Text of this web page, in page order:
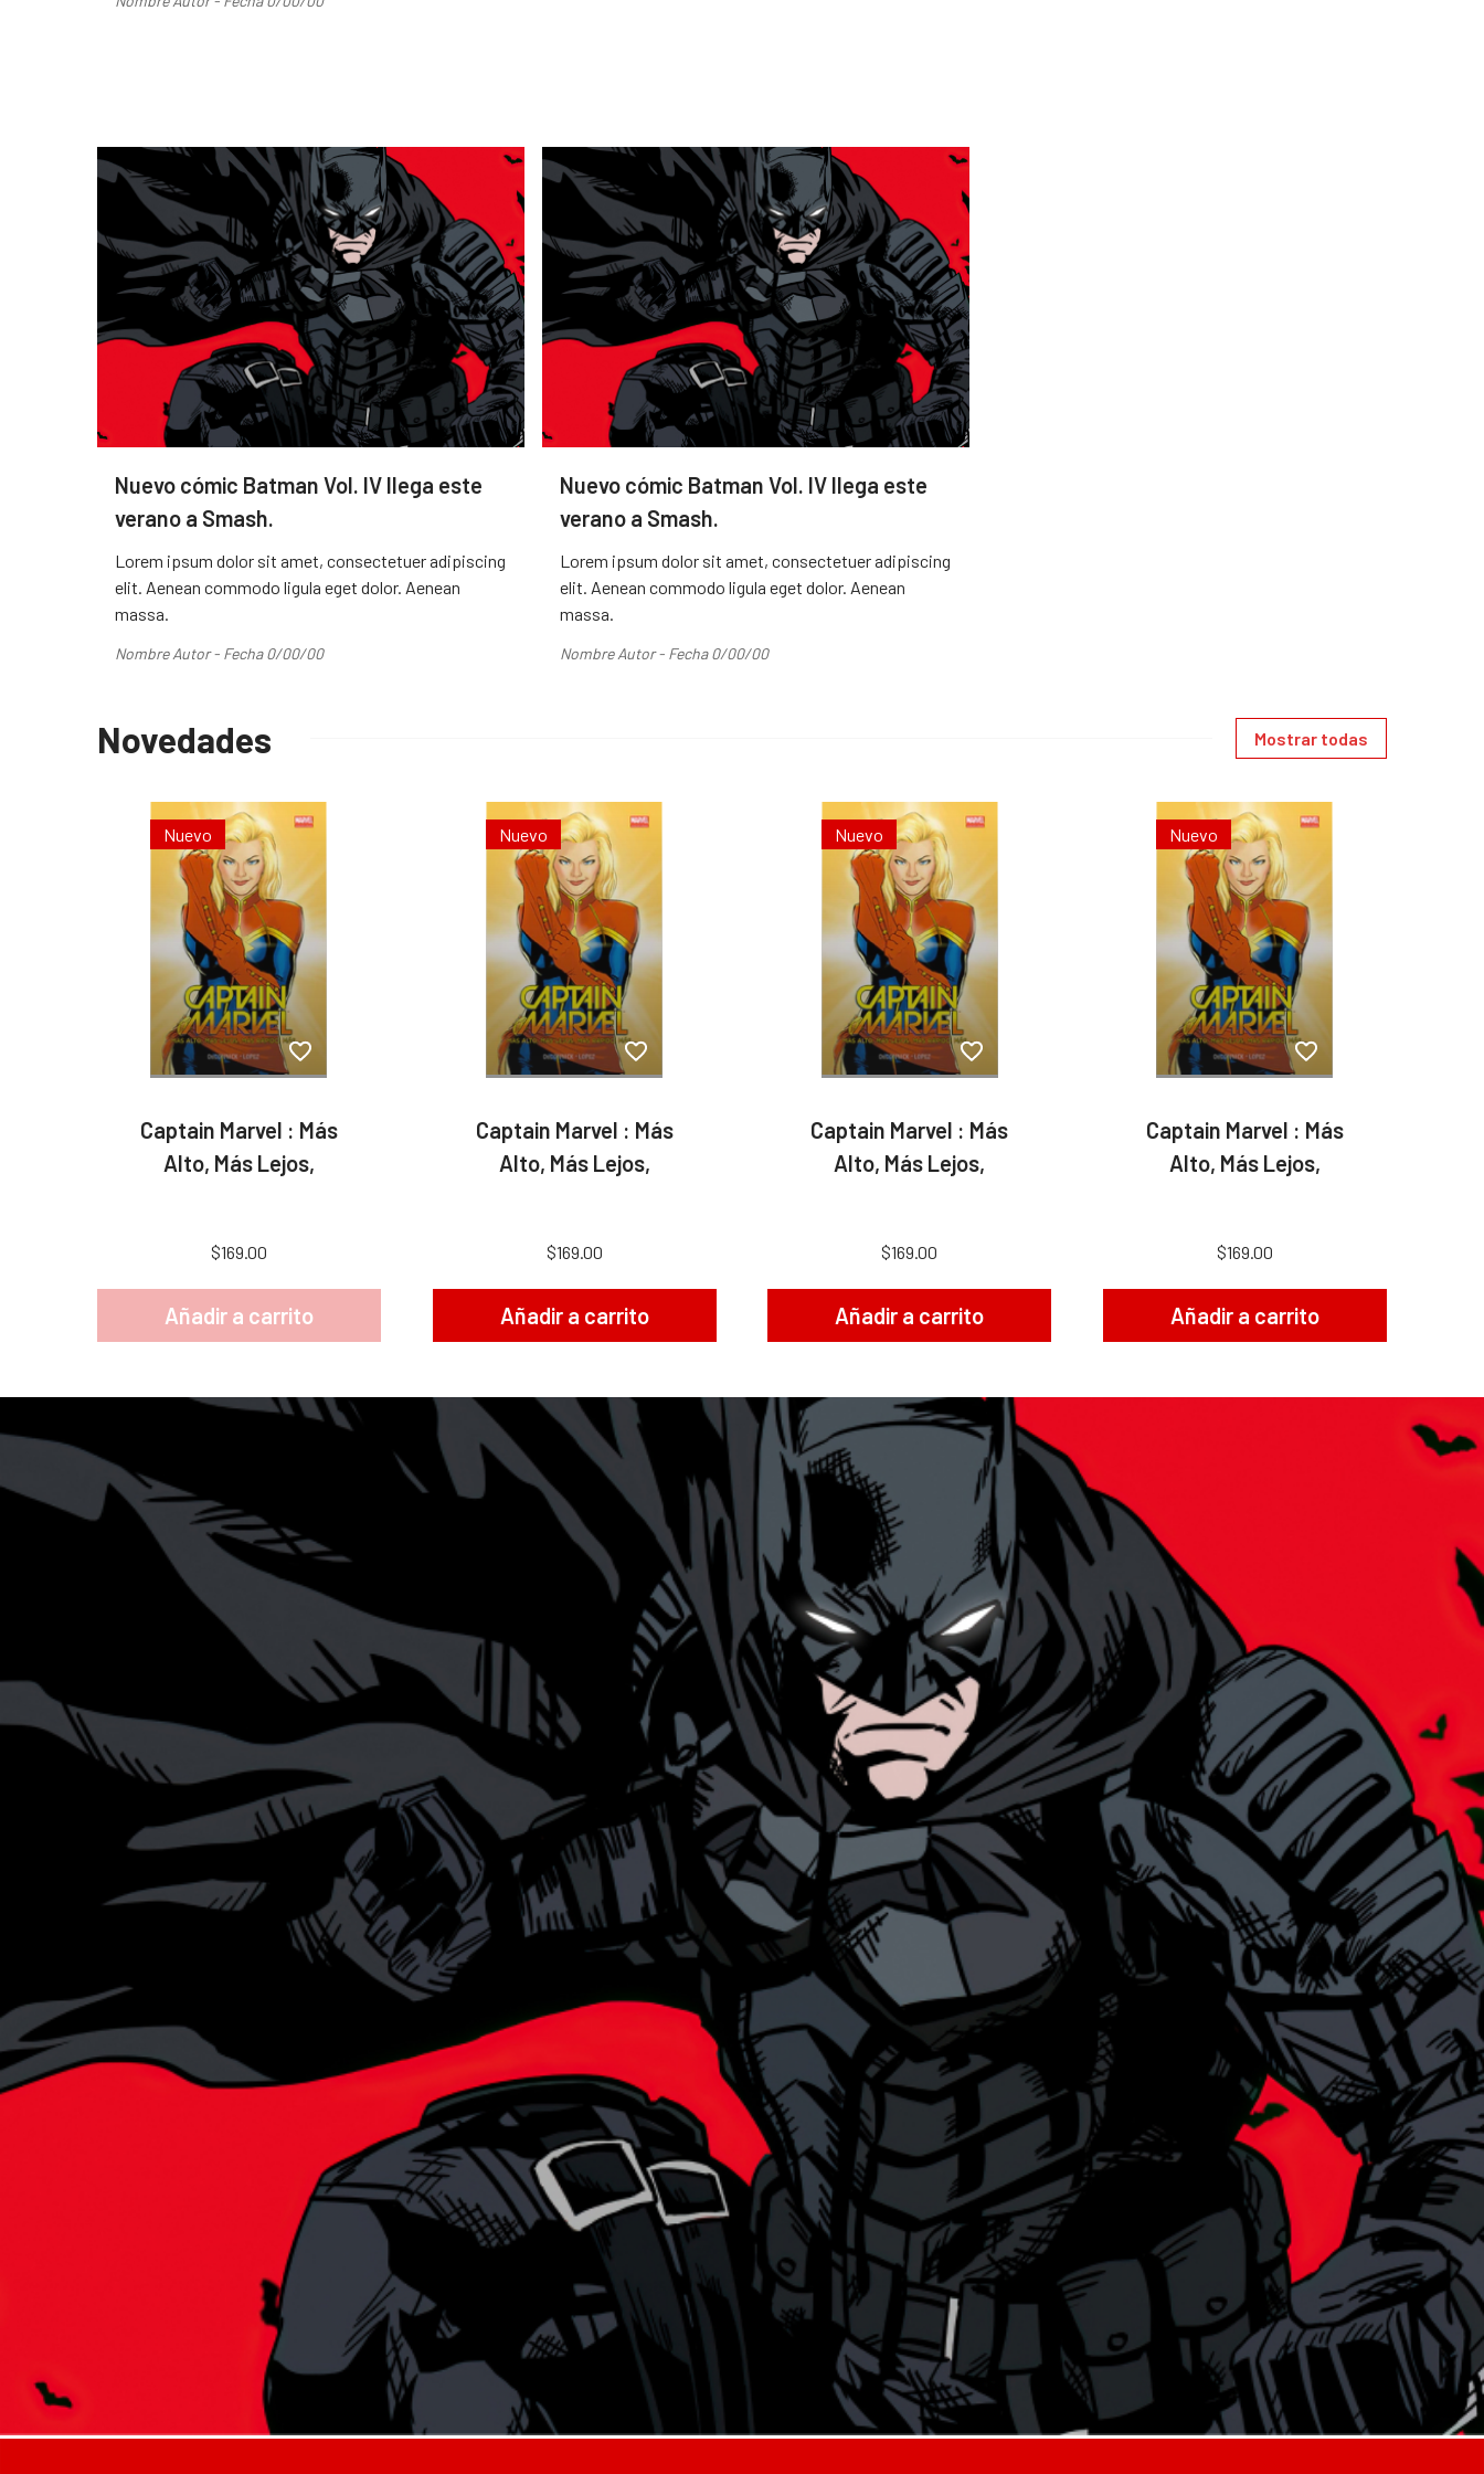
Nuevo cómic Batman Vol. IV llega este
verano a Smash.
Lorem ipsum dolor sit amet, consectetuer adipiscing
elit. Aenean commodo ligula eget dolor. Aenean
massa.
Nombre Autor - Fecha 0/00/00
Nuevo cómic Batman Vol. IV llega este
verano a Smash.
Lorem ipsum dolor sit amet, consectetuer adipiscing
elit. Aenean commodo ligula eget dolor. Aenean
massa.
Nombre Autor - Fecha 0/00/00
Novedades Mostrar todas
Nuevo
Captain Marvel : Más
Alto, Más Lejos,
$169.00
Añadir a carrito
Nuevo
Captain Marvel : Más
Alto, Más Lejos,
$169.00
Añadir a carrito
Nuevo
Captain Marvel : Más
Alto, Más Lejos,
$169.00
Añadir a carrito
Nuevo
Captain Marvel : Más
Alto, Más Lejos,
$169.00
Añadir a carrito